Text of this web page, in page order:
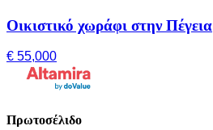
Οικιστικό χωράφι στην Πέγεια
€ 55,000
Πρωτοσέλιδο